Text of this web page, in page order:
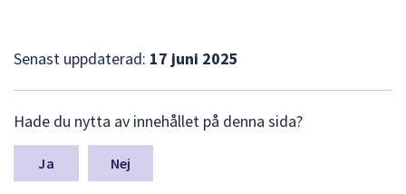
Senast uppdaterad: 17 juni 2025
ä
m
a
Hade du nytta av innehållet på denna sida?
Nej